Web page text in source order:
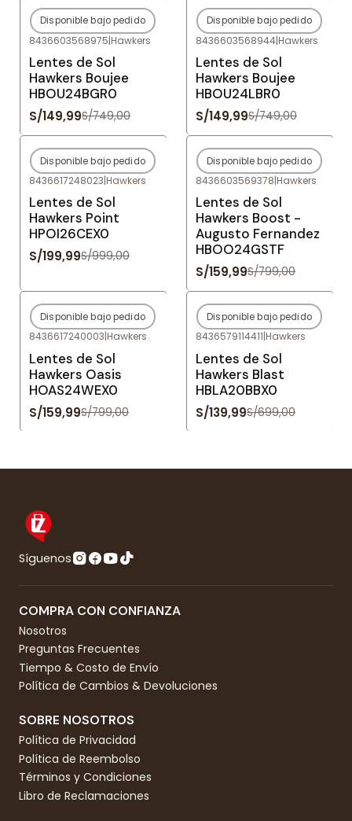
-80%OFF
Agotado
Disponible bajo pedido
8436603568975|Hawkers
Lentes de Sol
Hawkers Boujee
HBOU24BGR0
S/149,99S/749,00
-80%OFF
Agotado
Disponible bajo pedido
8436603568944|Hawkers
Lentes de Sol
Hawkers Boujee
HBOU24LBR0
S/149,99S/749,00
-80%OFF
Agotado
Disponible bajo pedido
8436617248023|Hawkers
Lentes de Sol
Hawkers Point
HPOI26CEX0
S/199,99S/999,00
-80%OFF
Agotado
Disponible bajo pedido
8436603569378|Hawkers
Lentes de Sol
Hawkers Boost -
Augusto Fernandez
HBOO24GSTF
S/159,99S/799,00
-80%OFF
Agotado
Disponible bajo pedido
8436617240003|Hawkers
Lentes de Sol
Hawkers Oasis
HOAS24WEX0
S/159,99S/799,00
-80%OFF
Agotado
Disponible bajo pedido
8436579114411|Hawkers
Lentes de Sol
Hawkers Blast
HBLA20BBX0
S/139,99S/699,00
Síguenos
COMPRA CON CONFIANZA
Nosotros
Preguntas Frecuentes
Tiempo & Costo de Envío
Política de Cambios & Devoluciones
SOBRE NOSOTROS
Política de Privacidad
Política de Reembolso
Términos y Condiciones
Libro de Reclamaciones